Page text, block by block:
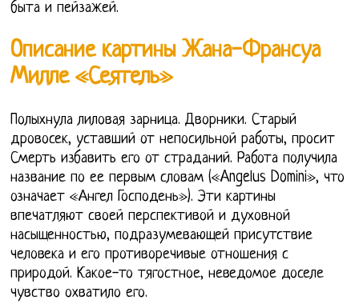
быта и пейзажей.
Описание картины Жана-Франсуа
Милле «Сеятель»
Полыхнула лиловая зарница. Дворники. Старый
дровосек, уставший от непосильной работы, просит
Смерть избавить его от страданий. Работа получила
название по ее первым словам («Angelus Domini», что
означает «Ангел Господень»). Эти картины
впечатляют своей перспективой и духовной
насыщенностью, подразумевающей присутствие
человека и его противоречивые отношения с
природой. Какое-то тягостное, неведомое доселе
чувство охватило его.